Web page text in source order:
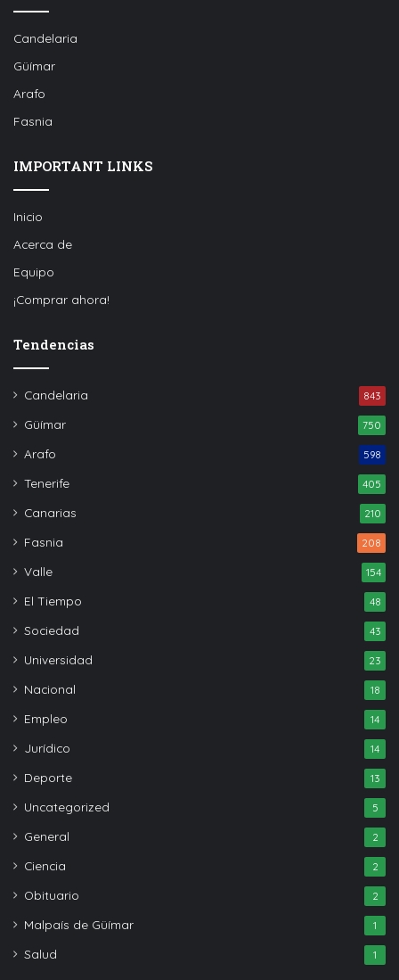
Candelaria
Güímar
Arafo
Fasnia
IMPORTANT LINKS
Inicio
Acerca de
Equipo
¡Comprar ahora!
Tendencias
Candelaria 843
Güímar 750
Arafo 598
Tenerife 405
Canarias 210
Fasnia 208
Valle 154
El Tiempo 48
Sociedad 43
Universidad 23
Nacional 18
Empleo 14
Jurídico 14
Deporte 13
Uncategorized 5
General 2
Ciencia 2
Obituario 2
Malpaís de Güímar 1
Salud 1